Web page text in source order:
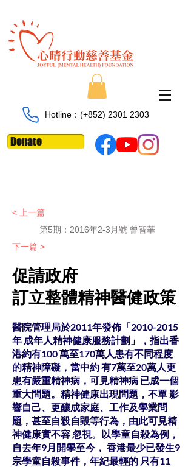
Hotline：​​(+852) 2301 2303
Donate
< 上一篇
第5期：2016年2-3月號 曾智華
下一篇 >
促請政府
訂立整體精神醫健政策
醫院管理局於2011年發佈「2010-2015
年 成年人精神健康服務計劃」，指出香
港約有100 萬至170萬人患有不同程度
的精神障礙，當中約 有7萬至20萬人更
患有嚴重精神病，可見精神病 已成一個
重大問題。精神健康出現問題，不單 影
響自己、更釀成家庭、工作及學業問
題，甚至自殺自毀等行為，由此可見精
神健康實不容 忽視。以學童自殺為例，
自去年9月開學至今， 香港最少已發生9
宗學童自殺事件，年紀最輕的 只有11